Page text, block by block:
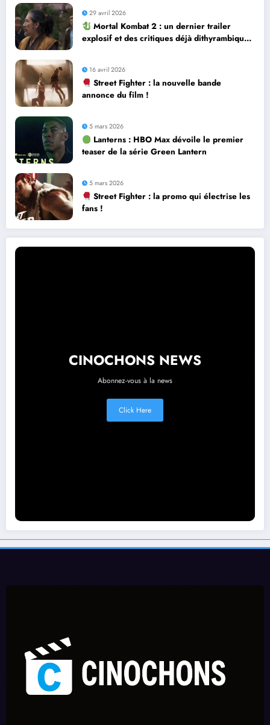
29 avril 2026
Mortal Kombat 2 : un dernier trailer
explosif et des critiques déjà dithyrambiques
16 avril 2026
Street Fighter : la nouvelle bande
annonce du film !
5 mars 2026
Lanterns : HBO Max dévoile le premier
teaser de la série Green Lantern
5 mars 2026
Street Fighter : la promo qui électrise les
fans !
CINOCHONS NEWS
Abonnez-vous à la news
Click Here